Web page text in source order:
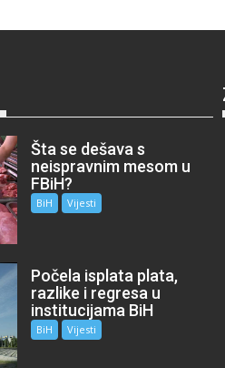
Šta se dešava s
neispravnim mesom u
FBiH?
BiH Vijesti
Počela isplata plata,
razlike i regresa u
institucijama BiH
BiH Vijesti